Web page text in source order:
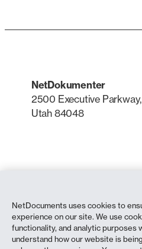
NetDokumenter
2500 Executive
Utah 84048
Personvernerklæring
Personvernerklæring (innbyggere
Anti-slaveri-erklæring
NetDocuments uses cookies to
experience on our site. We use
functionality, and analytic purposes
understand how our website is